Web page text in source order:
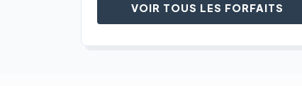
VOIR TOUS LES FORFAITS